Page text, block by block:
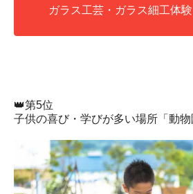
ガラス工芸・ガラス細工体
👑第5位
子供の喜び・学びが多い場所「動物